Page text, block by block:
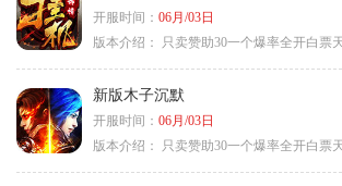
开服时间： 06月/03日
版本介绍：
只卖赞助30一个爆率全开白票
新版木子沉默
开服时间： 06月/03日
版本介绍：
只卖赞助30一个爆率全开白票